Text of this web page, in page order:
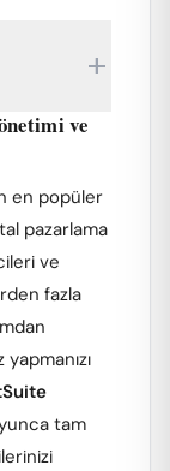
add
ve
en popüler
pazarlama
ve
fazla
tam